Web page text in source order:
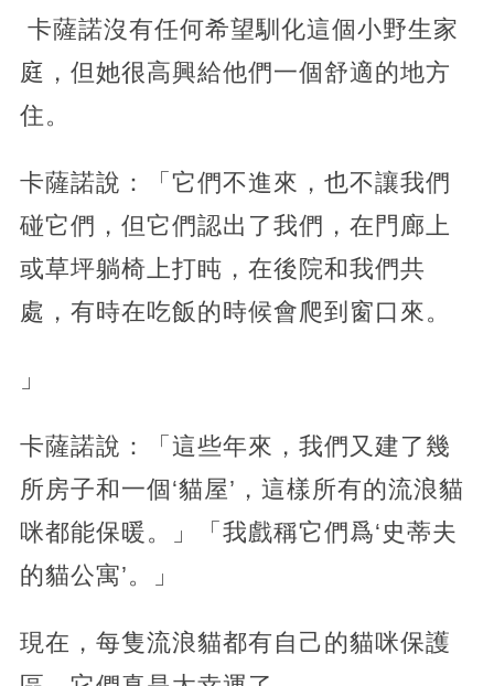
卡薩諾沒有任何希望馴化這個小野生家
庭，但她很高興給他們一個舒適的地方
住。
卡薩諾說：「它們不進來，也不讓我們
碰它們，但它們認出了我們，在門廊上
或草坪躺椅上打盹，在後院和我們共
處，有時在吃飯的時候會爬到窗口來。
」
卡薩諾說：「這些年來，我們又建了幾
所房子和一個‘貓屋’，這樣所有的流浪貓
咪都能保暖。」「我戲稱它們爲‘史蒂夫
的貓公寓’。」
現在，每隻流浪貓都有自己的貓咪保護